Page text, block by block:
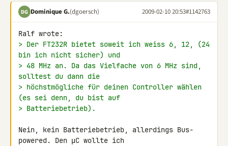
DG Dominique G.(dgoersch) 2009-02-10 20:53#1142763
> Der FT232R bietet soweit ich weiss 6, 12, (24
bin ich nicht sicher) und
> 48 MHz an. Da das Vielfache von 6 MHz sind,
solltest du dann die
> höchstmögliche für deinen Controller wählen
(es sei denn, du bist auf
> Batteriebetrieb).
Nein, kein Batteriebetrieb, allerdings Bus-
powered. Den µC wollte ich